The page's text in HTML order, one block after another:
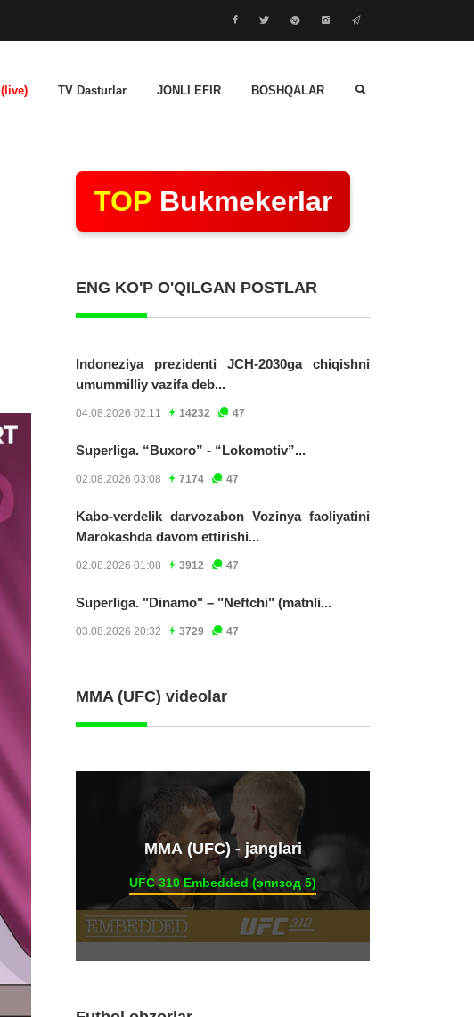
(live) TV Dasturlar JONLI EFIR BOSHQALAR
TOP Bukmekerlar
ENG KO'P O'QILGAN POSTLAR
Indoneziya prezidenti JCH-2030ga chiqishni
umummilliy vazifa deb...
04.08.2026 02:11 14232 47
Superliga. “Buxoro” - “Lokomotiv”...
02.08.2026 03:08 7174 47
Kabo-verdelik darvozabon Vozinya faoliyatini
Marokashda davom ettirishi...
02.08.2026 01:08 3912 47
Superliga. "Dinamo" – "Neftchi" (matnli...
03.08.2026 20:32 3729 47
MMA (UFC) videolar
ММА (UFC) - janglari
UFC 310 Embedded (эпизод 5)